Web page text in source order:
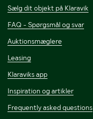
Sælg dit objekt på Klaravik
FAQ - Spørgsmål og svar
Auktionsmæglere
Leasing
Klaraviks app
Inspiration og artikler
Frequently asked questions